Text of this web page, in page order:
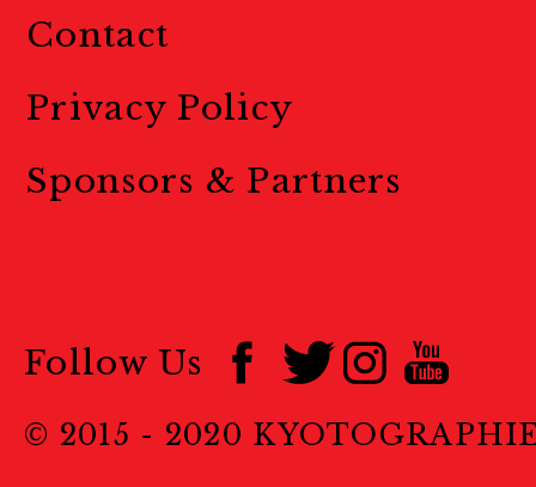
Contact
Privacy Policy
Sponsors & Partners
Follow Us
© 2015 - 2020